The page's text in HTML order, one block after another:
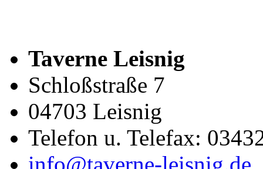
Taverne Leisnig
Schloßstraße 7
04703 Leisnig
Telefon u. Telefax:
info@taverne-leisnig.de